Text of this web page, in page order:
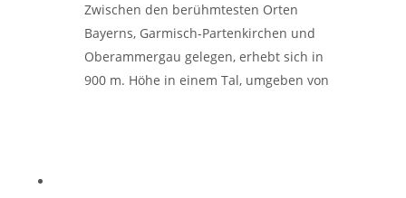
Zwischen den berühmtesten Orten
Bayerns, Garmisch-Partenkirchen und
Oberammergau gelegen, erhebt sich in
900 m. Höhe in einem Tal, umgeben von